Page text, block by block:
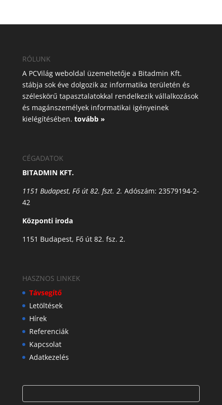
RÓLUNK
A PCVilág weboldal üzemeltetője a Bitadmin Kft.
stábja sok éve dolgozik az informatika területén és
széleskörű tapasztalatokkal rendelkezik vállalkozások
és magánszemélyek informatikai igényeinek
kielégítésében. tovább »
CÉGADATOK
BITADMIN KFT.
1151 Budapest, Fő út 82. fszt. 2. Adószám: 23579194-2-
42
Központi iroda
1151 Budapest, Fő út 82. fsz. 2.
HASZNOS LINKEK
Távsegítő
Letöltések
Hírek
Referenciák
Kapcsolat
Adatkezelés